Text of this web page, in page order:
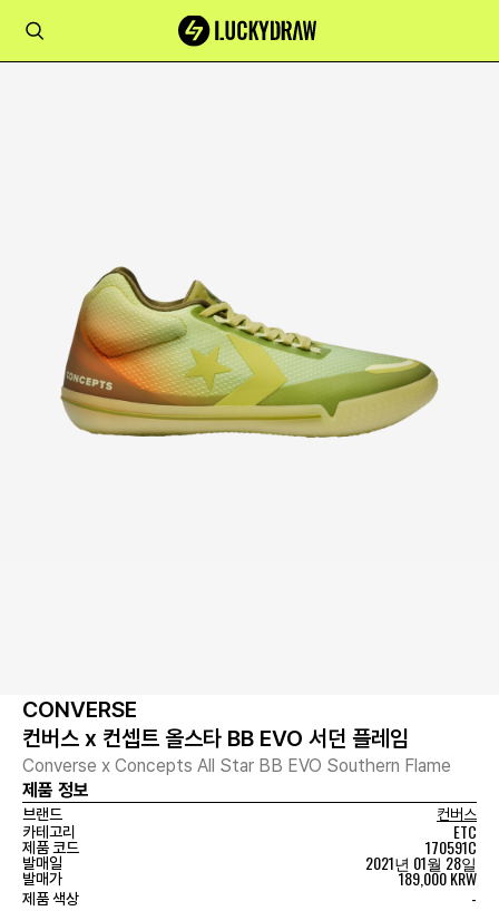
CONVERSE
컨버스 x 컨셉트 올스타 BB EVO 서던 플레임
Converse x Concepts All Star BB EVO Southern Flame
제품 정보
브랜드
컨버스
카테고리
ETC
제품 코드 170591C
발매일 2021년 01월 28일
발매가 189,000 KRW
제품 색상 -